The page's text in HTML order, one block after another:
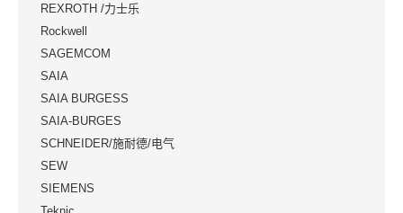
REXROTH /力士乐
Rockwell
SAGEMCOM
SAIA
SAIA BURGESS
SAIA-BURGES
SCHNEIDER/施耐德/电气
SEW
SIEMENS